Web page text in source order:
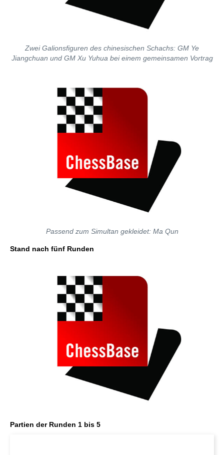
Zwei Galionsfiguren des chinesischen Schachs: GM Ye
Jiangchuan und GM Xu Yuhua bei einem gemeinsamen Vortrag
Passend zum Simultan gekleidet: Ma Qun
Stand nach fünf Runden
Partien der Runden 1 bis 5